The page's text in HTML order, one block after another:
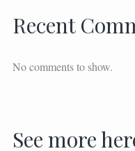
Recent
No comments to show.
See more